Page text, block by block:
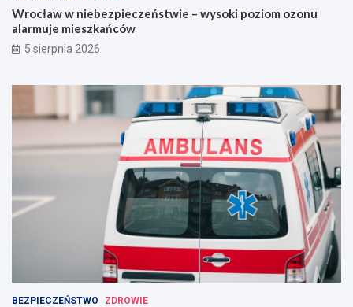
Wrocław w niebezpieczeństwie – wysoki poziom ozonu
alarmuje mieszkańców
5 sierpnia 2026
BEZPIECZEŃSTWO ZDROWIE